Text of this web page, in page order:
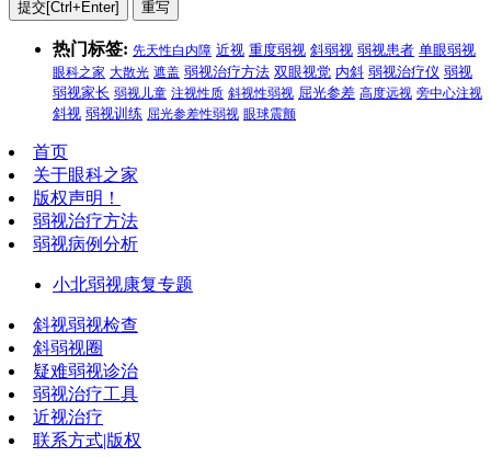
热门标签: 先天性白内障 近视 重度弱视 斜弱视 弱视患者 单眼弱视
眼科之家 大散光 遮盖 弱视治疗方法 双眼视觉 内斜 弱视治疗仪 弱视
弱视家长 弱视儿童 注视性质 斜视性弱视 屈光参差 高度远视 旁中心注视
斜视 弱视训练 屈光参差性弱视 眼球震颤
首页
关于眼科之家
版权声明！
弱视治疗方法
弱视病例分析
小北弱视康复专题
斜视弱视检查
斜弱视圈
疑难弱视诊治
弱视治疗工具
近视治疗
联系方式|版权